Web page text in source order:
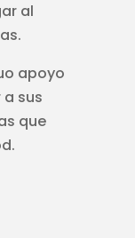
al
apoyo
sus
que